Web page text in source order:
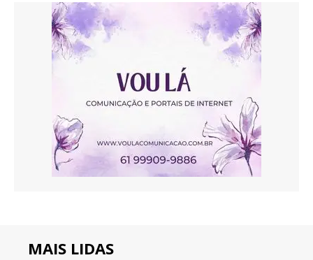
MAIS LIDAS